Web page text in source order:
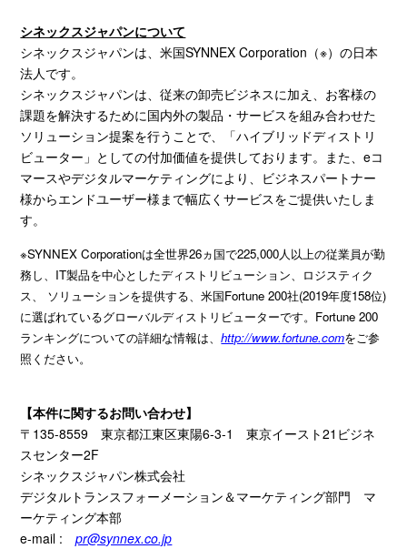
シネックスジャパンについて
シネックスジャパンは、米国SYNNEX Corporation （※）の日本
法人です。
シネックスジャパンは、従来の卸売ビジネスに加え、お客様の
課題を解決するために国内外の製品・サービスを組み合わせた
ソリューション提案を行うことで、「ハイブリッドディストリ
ビューター」としての付加価値を提供しております。また、eコ
マースやデジタルマーケティングにより、ビジネスパートナー
様からエンドユーザー様まで幅広くサービスをご提供いたしま
す。
※SYNNEX Corporationは全世界26ヵ国で225,000人以上の従業員が勤
務し、IT製品を中心としたディストリビューション、 ロジスティク
ス、 ソリューションを提供する、米国Fortune 200社(2019年度158位)
に選ばれているグローバルディストリビューターです。Fortune 200
ランキングについての詳細な情報は、http://www.fortune.comをご参
照ください。
【本件に関するお問い合わせ】
〒 135-8559 東京都江東区東陽6-3-1 東京イースト21 ビジネ
スセンター2F
シネックスジャパン株式会社
デジタルトランスフォーメーション＆マーケティング部門 マ
ーケティング本部
e-mail :
pr@synnex.co.jp